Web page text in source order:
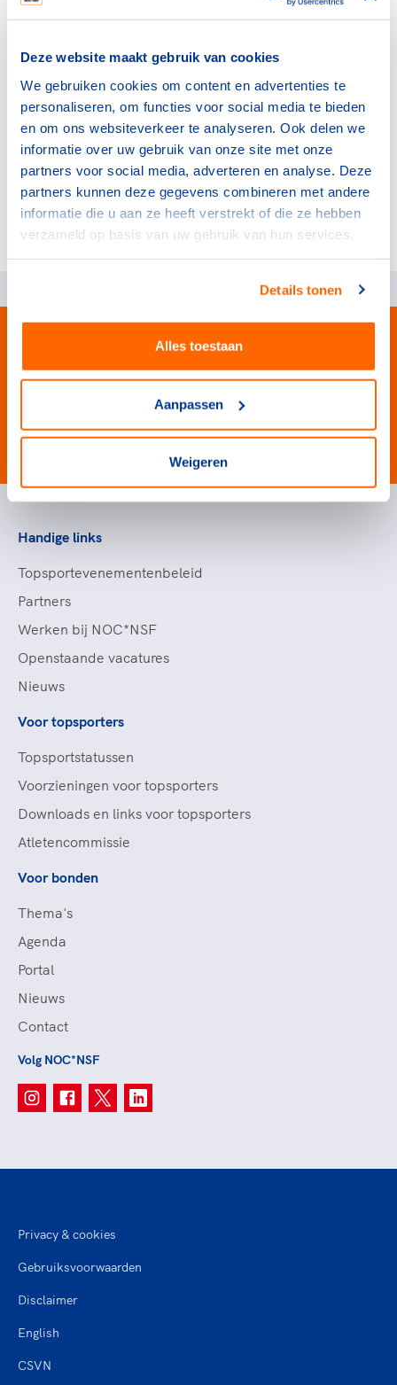
Deze website maakt gebruik van cookies
We gebruiken cookies om content en advertenties te
personaliseren, om functies voor social media te bieden
en om ons websiteverkeer te analyseren. Ook delen we
informatie over uw gebruik van onze site met onze
partners voor social media, adverteren en analyse. Deze
partners kunnen deze gegevens combineren met andere
informatie die u aan ze heeft verstrekt of die ze hebben
verzameld op basis van uw gebruik van hun services.
Details tonen
Alles toestaan
Aanpassen
Weigeren
hier richting aan en is dus een belangrijk
ongewenst gedrag.
Lees verder
ontwikkelagenda vanuit landelijk
Afspraken en vervolg
Deelnemers
Overzicht van deelnemers aan deze sessie
Handige links
Topsportevenementenbeleid
Partners
Werken bij NOC*NSF
Openstaande vacatures
Nieuws
Voor topsporters
Topsportstatussen
Voorzieningen voor topsporters
Downloads en links voor topsporters
Atletencommissie
Voor bonden
Thema's
Agenda
Portal
Nieuws
Contact
Volg NOC*NSF
Privacy & cookies
Gebruiksvoorwaarden
Disclaimer
English
CSVN